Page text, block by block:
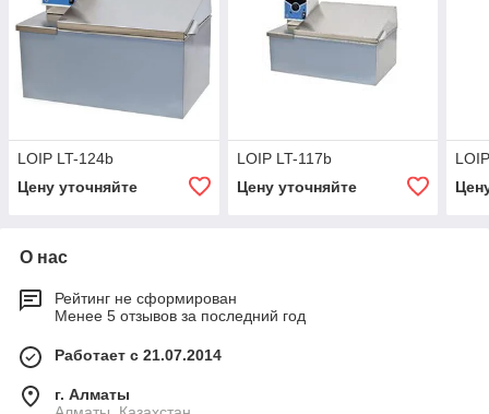
LOIP LT-124b
Цену уточняйте
LOIP LT-117b
Цену уточняйте
О нас
Рейтинг не сформирован
Менее 5 отзывов за последний год
Работает с 21.07.2014
г. Алматы